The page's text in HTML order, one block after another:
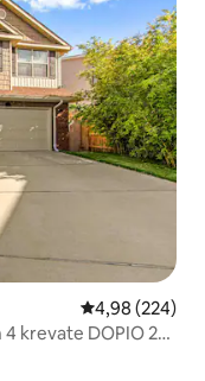
Vlerësimi
4,98 (224)